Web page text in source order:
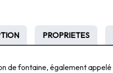
PROPRIETES
de fontaine, également